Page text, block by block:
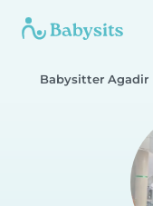
Babysitter Agadir